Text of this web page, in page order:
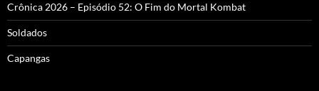
Crônica 2026 – Episódio 52: O Fim do Mortal Kombat
Soldados
Capangas